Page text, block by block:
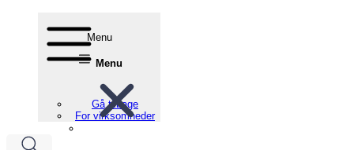
Menu
Menu
Gå tilbage
For virksomheder